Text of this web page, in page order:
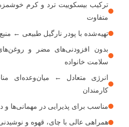
ترکیب بیسکوییت ترد و کرم
متفاوت
تهیه‌شده با پودر نارگیل طبیعی ←
بدون افزودنی‌های مضر و
سلامت خانواده
انرژی متعادل ← میان‌وعده‌ای
کارمندان
مناسب برای پذیرایی در مهمانی‌ها و
همراهی عالی با چای، قهوه و